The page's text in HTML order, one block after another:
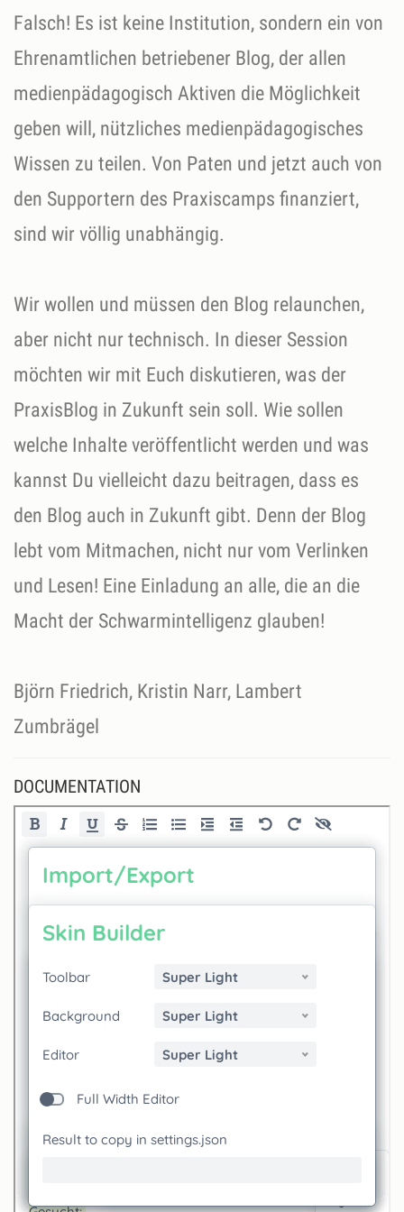
Falsch! Es ist keine Institution, sondern ein von
Ehrenamtlichen betriebener Blog, der allen
medienpädagogisch Aktiven die Möglichkeit
geben will, nützliches medienpädagogisches
Wissen zu teilen. Von Paten und jetzt auch von
den Supportern des Praxiscamps finanziert,
sind wir völlig unabhängig.
Wir wollen und müssen den Blog relaunchen,
aber nicht nur technisch. In dieser Session
möchten wir mit Euch diskutieren, was der
PraxisBlog in Zukunft sein soll. Wie sollen
welche Inhalte veröffentlicht werden und was
kannst Du vielleicht dazu beitragen, dass es
den Blog auch in Zukunft gibt. Denn der Blog
lebt vom Mitmachen, nicht nur vom Verlinken
und Lesen! Eine Einladung an alle, die an die
Macht der Schwarmintelligenz glauben!
Björn Friedrich, Kristin Narr, Lambert
DOCUMENTATION